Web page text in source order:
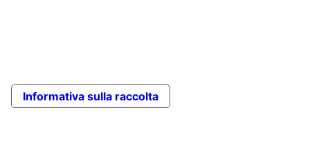
Informativa sulla raccolta